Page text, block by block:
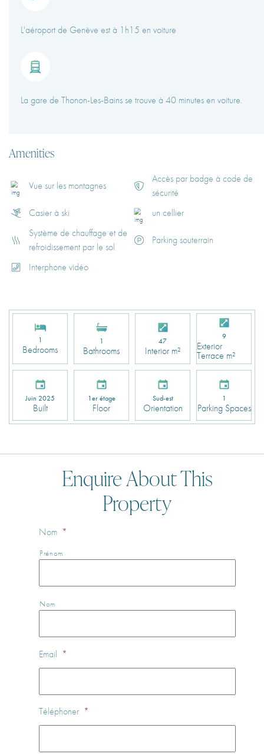
L'aéroport de Genève est à 1h15 en voiture
La gare de Thonon-Les-Bains se trouve à 40 minutes en voiture.
Amenities
Vue sur les montagnes
Accès par badge à code de
sécurité
Casier à ski
un cellier
Système de chauffage et de
refroidissement par le sol
Parking souterrain
Interphone vidéo
1
Bedrooms
1
Bathrooms
47
Interior m²
9
Exterior
Terrace m²
Juin 2025
Built
1er étage
Floor
Sud-est
Orientation
1
Parking Spaces
Enquire About This
Property
Nom *
Prénom
Nom
Email *
Téléphoner *